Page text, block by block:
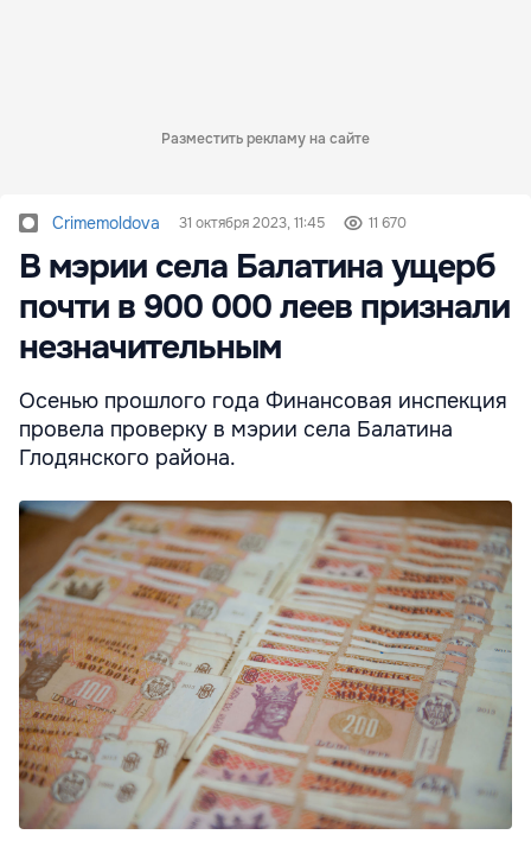
Разместить рекламу на сайте
Crimemoldova 31 октября 2023, 11:45 11 670
В мэрии села Балатина ущерб
почти в 900 000 леев признали
незначительным
Осенью прошлого года Финансовая инспекция
провела проверку в мэрии села Балатина
Глодянского района.